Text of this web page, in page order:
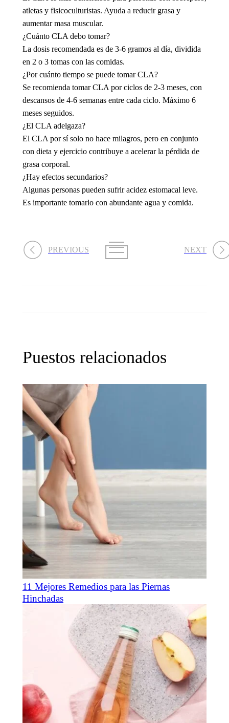
atletas y fisicoculturistas. Ayuda a reducir grasa y
aumentar masa muscular.
¿Cuánto CLA debo tomar?
La dosis recomendada es de 3-6 gramos al día, dividida
en 2 o 3 tomas con las comidas.
¿Por cuánto tiempo se puede tomar CLA?
Se recomienda tomar CLA por ciclos de 2-3 meses, con
descansos de 4-6 semanas entre cada ciclo. Máximo 6
meses seguidos.
¿El CLA adelgaza?
El CLA por sí solo no hace milagros, pero en conjunto
con dieta y ejercicio contribuye a acelerar la pérdida de
grasa corporal.
¿Hay efectos secundarios?
Algunas personas pueden sufrir acidez estomacal leve.
Es importante tomarlo con abundante agua y comida.
PREVIOUS NEXT
Puestos relacionados
11 Mejores Remedios para las Piernas
Hinchadas